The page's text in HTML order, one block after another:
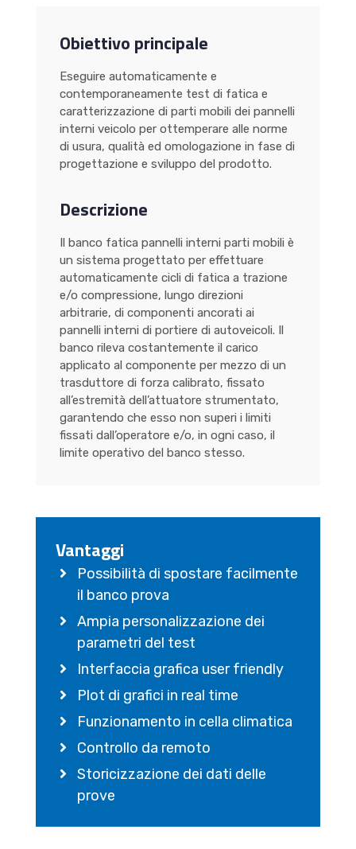
Obiettivo principale
Eseguire automaticamente e
contemporaneamente test di fatica e
caratterizzazione di parti mobili dei pannelli
interni veicolo per ottemperare alle norme
di usura, qualità ed omologazione in fase di
progettazione e sviluppo del prodotto.
Descrizione
Il banco fatica pannelli interni parti mobili è
un sistema progettato per effettuare
automaticamente cicli di fatica a trazione
e/o compressione, lungo direzioni
arbitrarie, di componenti ancorati ai
pannelli interni di portiere di autoveicoli. Il
banco rileva costantemente il carico
applicato al componente per mezzo di un
trasduttore di forza calibrato, fissato
all’estremità dell’attuatore strumentato,
garantendo che esso non superi i limiti
fissati dall’operatore e/o, in ogni caso, il
limite operativo del banco stesso.
Vantaggi
Possibilità di spostare facilmente
il banco prova
Ampia personalizzazione dei
parametri del test
Interfaccia grafica user friendly
Plot di grafici in real time
Funzionamento in cella climatica
Controllo da remoto
Storicizzazione dei dati delle
prove